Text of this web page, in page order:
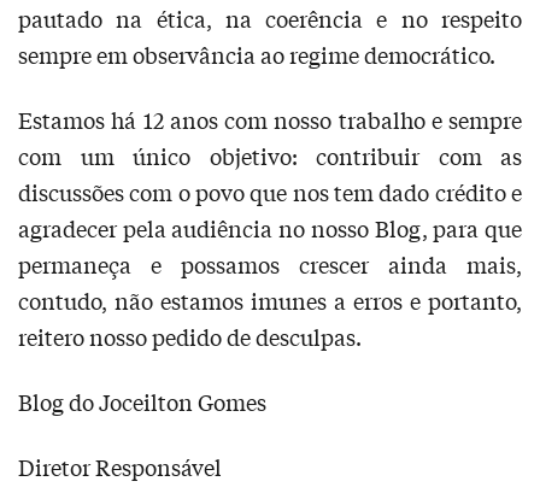
pautado na ética, na coerência e no respeito
sempre em observância ao regime democrático.
Estamos há 12 anos com nosso trabalho e sempre
com um único objetivo: contribuir com as
discussões com o povo que nos tem dado crédito e
agradecer pela audiência no nosso Blog, para que
permaneça e possamos crescer ainda mais,
contudo, não estamos imunes a erros e portanto,
reitero nosso pedido de desculpas.
Blog do Joceilton Gomes
Diretor Responsável